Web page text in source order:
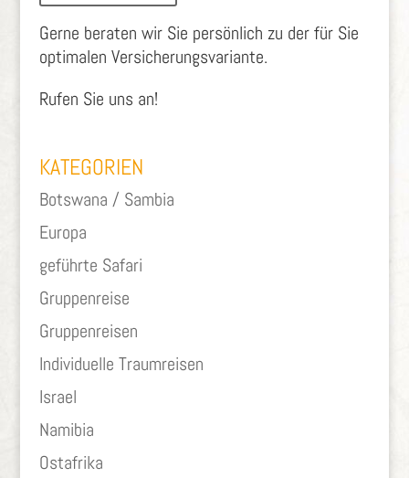
Gerne beraten wir Sie persönlich zu der für Sie
optimalen Versicherungsvariante.
Rufen Sie uns an!
KATEGORIEN
Botswana / Sambia
Europa
geführte Safari
Gruppenreise
Gruppenreisen
Individuelle Traumreisen
Israel
Namibia
Ostafrika